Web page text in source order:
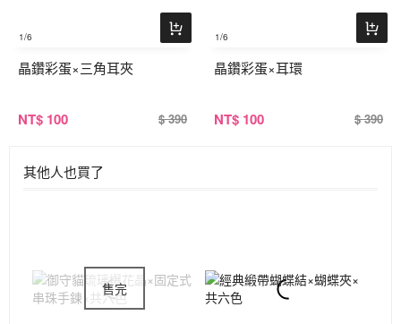
1/6
晶鑽彩蛋×三角耳夾
NT$ 100 $ 390
1/6
晶鑽彩蛋×耳環
NT$ 100 $ 390
其他人也買了